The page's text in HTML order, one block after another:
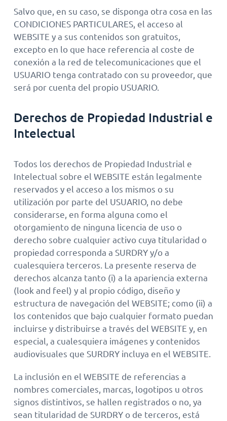
Salvo que, en su caso, se disponga otra cosa en las
CONDICIONES PARTICULARES, el acceso al
WEBSITE y a sus contenidos son gratuitos,
excepto en lo que hace referencia al coste de
conexión a la red de telecomunicaciones que el
USUARIO tenga contratado con su proveedor, que
será por cuenta del propio USUARIO.
Derechos de Propiedad Industrial e
Intelectual
Todos los derechos de Propiedad Industrial e
Intelectual sobre el WEBSITE están legalmente
reservados y el acceso a los mismos o su
utilización por parte del USUARIO, no debe
considerarse, en forma alguna como el
otorgamiento de ninguna licencia de uso o
derecho sobre cualquier activo cuya titularidad o
propiedad corresponda a SURDRY y/o a
cualesquiera terceros. La presente reserva de
derechos alcanza tanto (i) a la apariencia externa
(look and feel) y al propio código, diseño y
estructura de navegación del WEBSITE; como (ii) a
los contenidos que bajo cualquier formato puedan
incluirse y distribuirse a través del WEBSITE y, en
especial, a cualesquiera imágenes y contenidos
audiovisuales que SURDRY incluya en el WEBSITE.
La inclusión en el WEBSITE de referencias a
nombres comerciales, marcas, logotipos u otros
signos distintivos, se hallen registrados o no, ya
sean titularidad de SURDRY o de terceros, está